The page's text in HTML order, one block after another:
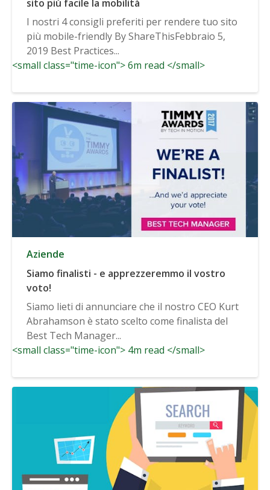
sito più facile la mobilità
I nostri 4 consigli preferiti per rendere tuo sito
più mobile-friendly By ShareThisFebbraio 5,
2019 Best Practices...
<small class="time-icon"> 6m read </small>
Aziende
Siamo finalisti - e apprezzeremmo il vostro
voto!
Siamo lieti di annunciare che il nostro CEO Kurt
Abrahamson è stato scelto come finalista del
Best Tech Manager...
<small class="time-icon"> 4m read </small>